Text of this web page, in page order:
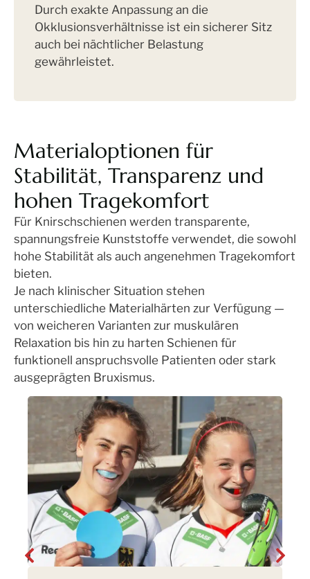
Durch exakte Anpassung an die
Okklusionsverhältnisse ist ein sicherer Sitz
auch bei nächtlicher Belastung
gewährleistet.
Materialoptionen für
Stabilität, Transparenz und
hohen Tragekomfort
Für Knirschschienen werden transparente,
spannungsfreie Kunststoffe verwendet, die sowohl
hohe Stabilität als auch angenehmen Tragekomfort
bieten.
Je nach klinischer Situation stehen
unterschiedliche Materialhärten zur Verfügung —
von weicheren Varianten zur muskulären
Relaxation bis hin zu harten Schienen für
funktionell anspruchsvolle Patienten oder stark
ausgeprägten Bruxismus.